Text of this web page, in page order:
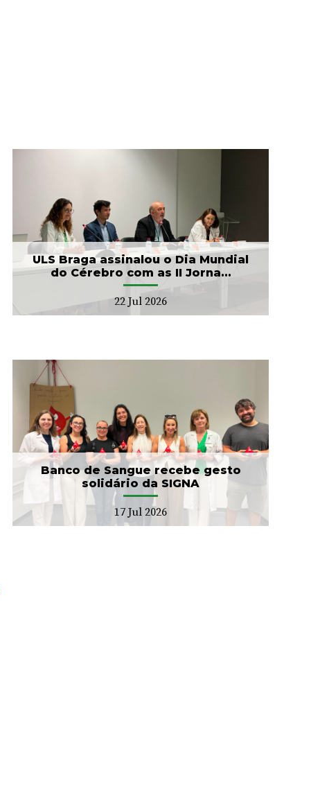
ULS Braga assinalou o Dia Mundial
do Cérebro com as II Jorna...
22 Jul 2026
Banco de Sangue recebe gesto
solidário da SIGNA
17 Jul 2026